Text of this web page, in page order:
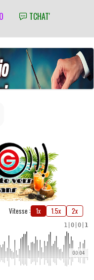
TCHAT'
Vitesse : 1x 1.5x 2x
1 0 0 1
00:04